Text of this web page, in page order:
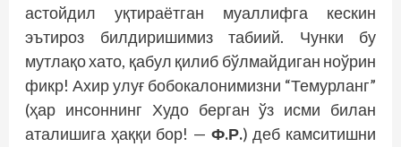
астойдил уқтираётган муаллифга кескин
эътироз билдиришимиз табиий. Чунки бу
мутлақо хато, қабул қилиб бўлмайдиган ноўрин
фикр! Ахир улуғ бобокалонимизни “Темурланг”
(ҳар инсоннинг Худо берган ўз исми билан
аталишига ҳаққи бор! — Ф.Р.) деб камситишни